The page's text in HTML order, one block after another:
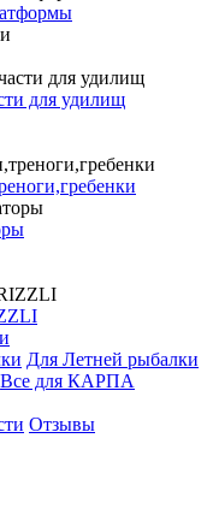
для удилищ
Для Летней рыбалки
Все для КАРПА
Отзывы